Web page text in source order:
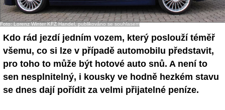
Foto: Lorenz Winter KFZ Handel, publikováno se souhlasem
Kdo rád jezdí jedním vozem, který poslouží téměř
všemu, co si lze v případě automobilu představit,
pro toho to může být hotové auto snů. A není to
sen nesplnitelný, i kousky ve hodně hezkém stavu
se dnes dají pořídit za velmi přijatelné peníze.